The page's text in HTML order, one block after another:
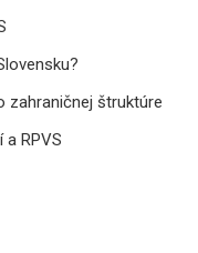
zahraničnej štruktúre
RPVS